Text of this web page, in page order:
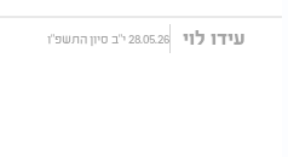
עידו לוי 28.05.26 י"ב סיון התשפ"ו